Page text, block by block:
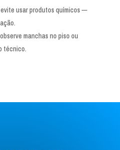
usar produtos químicos —
manchas no piso ou
técnico.